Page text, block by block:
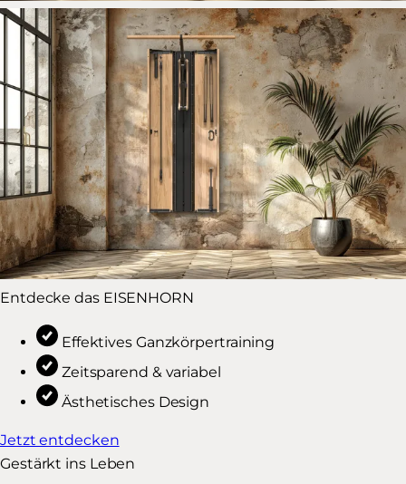
Entdecke das EISENHORN
Effektives Ganzkörpertraining
Zeitsparend & variabel
Ästhetisches Design
Jetzt entdecken
Gestärkt ins Leben